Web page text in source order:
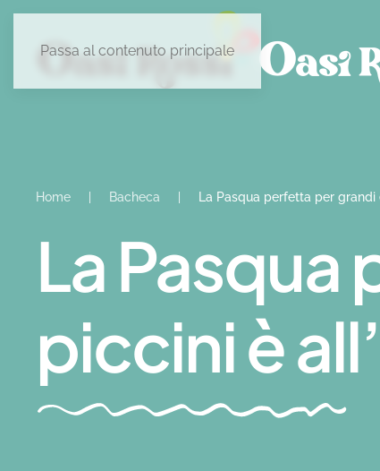
Passa al contenuto principale
Home Bacheca La Pasqua perfetta per grandi
La
piccini è